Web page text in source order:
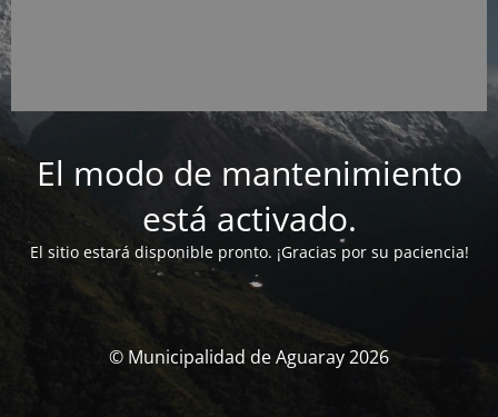
El modo de mantenimiento
está activado.
El sitio estará disponible pronto. ¡Gracias por su paciencia!
© Municipalidad de Aguaray 2026